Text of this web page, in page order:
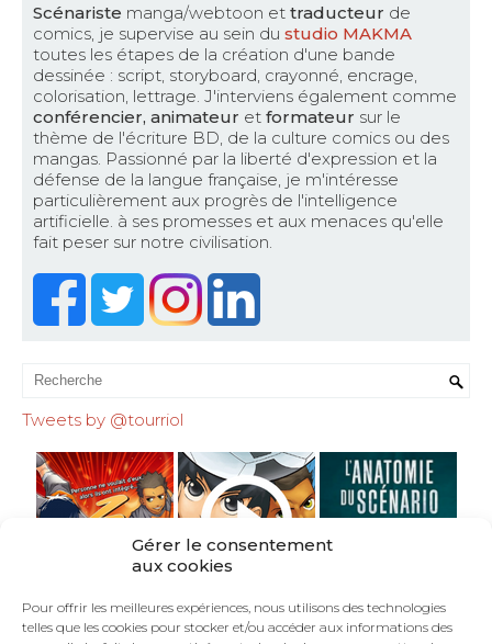
Gérer le consentement
aux cookies
Pour offrir les meilleures expériences, nous utilisons des technologies
telles que les cookies pour stocker et/ou accéder aux informations des
Scénariste manga/webtoon et traducteur de
comics, je supervise au sein du studio MAKMA
toutes les étapes de la création d'une bande
dessinée : script, storyboard, crayonné, encrage,
colorisation, lettrage. J'interviens également comme
conférencier, animateur et formateur sur le
thème de l'écriture BD, de la culture comics ou des
mangas. Passionné par la liberté d'expression et la
défense de la langue française, je m'intéresse
particulièrement aux progrès de l'intelligence
artificielle. à ses promesses et aux menaces qu'elle
fait peser sur notre civilisation.
Tweets by @tourriol